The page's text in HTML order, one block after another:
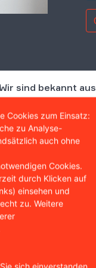
Wir sind bekannt aus
Cookies zum Einsatz:
zu Analyse-
auch ohne
Cookies.
durch Klicken auf
einsehen und
zu. Weitere